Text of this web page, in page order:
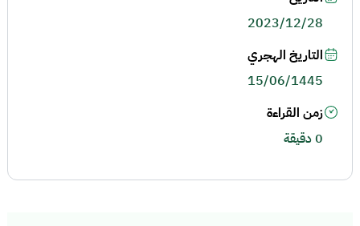
2023/12/28
التاريخ الهجري
15/06/1445
زمن القراءة
0 دقيقة